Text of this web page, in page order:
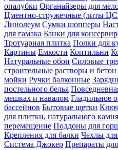
опалубки Органайзеры для
Цментно-стружечные (литы
Линолеум Сумки шопперы
для гамака Банки для
Тротуарная плитка Полки для
Картины Емкости Коптильни
Натуральные обои Силовые
строительные растворы и бетон
мойки Ручки балконные
постельного белья
мешках и навалом Гладильное
бассейнов Бытовые щетки
для плитки, натурального
перемещение Поддоны для
Крепления для балки Чехлы
Система Джокер Препараты